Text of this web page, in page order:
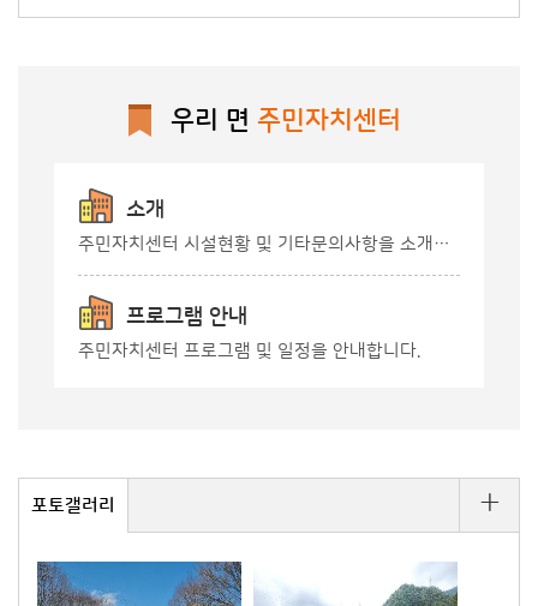
우리 면 주민자치센터
소개
주민자치센터 시설현황 및 기타문의사항을 소개합니다.
프로그램 안내
주민자치센터 프로그램 및 일정을 안내합니다.
포토갤러리 +